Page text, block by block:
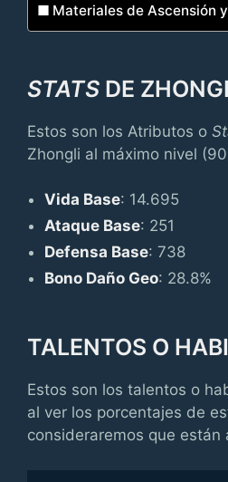
Materiales de Ascensión
STATS DE
Estos son los Atributos o
Zhongli al máximo nivel
Vida Base: 14.695
Ataque Base: 251
Defensa Base: 738
Bono Daño Geo: 28.8%
TALENTOS O
Estos son los talentos o
al ver los porcentajes de
consideraremos que están